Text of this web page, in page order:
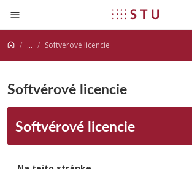
Prejsť na obsah
... Softvérové licencie
Softvérové licencie
Softvérové licencie